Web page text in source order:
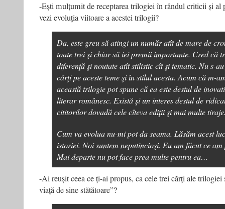
-Ești mulțumit de receptarea trilogiei în rândul criticii și
vezi evoluția viitoare a acestei trilogii?
Da, este greu să atingi un număr atît de mare de
toate trei şi chiar să iei premii importante. Cred că
diferenţă şi noutate atît stilistic cît şi tematic. Nu s-
cărţi pe aceste teme şi în stilul acesta. Acum că m-
această trilogie pot spune că ea este destul de
literar românesc. Există şi un interes destul de
cititorilor dovadă cele cîteva ediţii şi mai multe
Cum va evolua nu-mi pot da seama. Lăsăm acest
istoriei. Noi suntem neputincioşi. Eu am făcut ce
Mai departe nu pot face prea multe pentru ea…
-Ai reușit ceea ce ți-ai propus, ca cele trei cărți ale trilogiei
viață de sine stătătoare”?